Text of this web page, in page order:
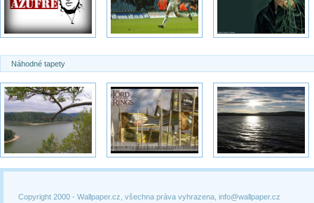
Náhodné tapety
Copyright 2000 - Wallpaper.cz, všechna práva vyhrazena, info@wallpaper.cz